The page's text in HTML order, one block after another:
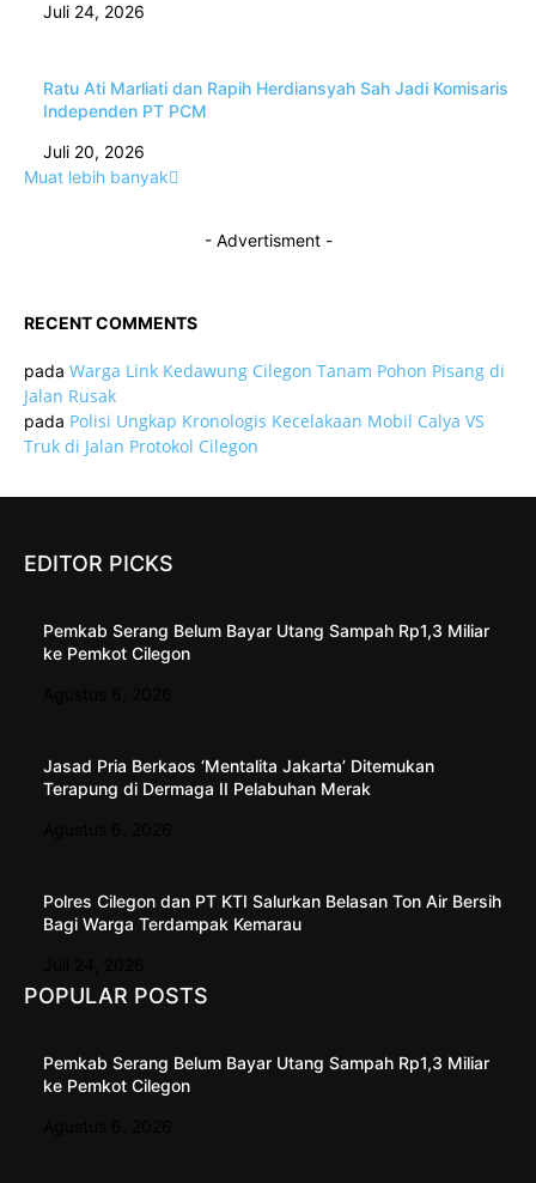
Juli 24, 2026
Ratu Ati Marliati dan Rapih Herdiansyah Sah Jadi Komisaris
Independen PT PCM
Juli 20, 2026
Muat lebih banyak
- Advertisment -
RECENT COMMENTS
pada Warga Link Kedawung Cilegon Tanam Pohon Pisang di
Jalan Rusak
pada Polisi Ungkap Kronologis Kecelakaan Mobil Calya VS
Truk di Jalan Protokol Cilegon
EDITOR PICKS
Pemkab Serang Belum Bayar Utang Sampah Rp1,3 Miliar
ke Pemkot Cilegon
Jasad Pria Berkaos ‘Mentalita Jakarta’ Ditemukan
Terapung di Dermaga II Pelabuhan Merak
Polres Cilegon dan PT KTI Salurkan Belasan Ton Air Bersih
Bagi Warga Terdampak Kemarau
POPULAR POSTS
Pemkab Serang Belum Bayar Utang Sampah Rp1,3 Miliar
ke Pemkot Cilegon